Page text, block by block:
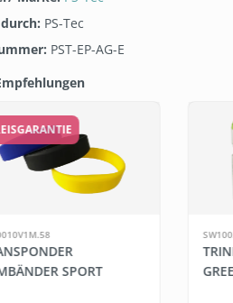
PS-Tec
PST-EP-AG-E
SPORT